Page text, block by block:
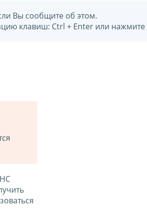
Вы сообщите об этом.
клавиш: Ctrl + Enter или нажмите